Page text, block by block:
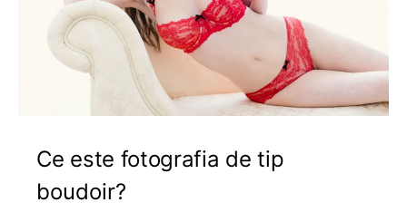
Ce este fotografia de tip
boudoir?